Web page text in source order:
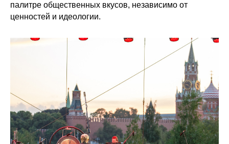
палитре общественных вкусов, независимо от
ценностей и идеологии.